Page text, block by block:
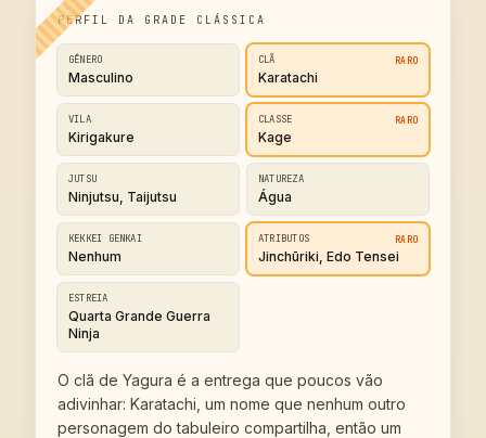
PERFIL DA GRADE CLÁSSICA
GÊNERO
Masculino
CLÃ RARO
Karatachi
VILA
Kirigakure
CLASSE RARO
Kage
JUTSU
Ninjutsu, Taijutsu
NATUREZA
Água
KEKKEI GENKAI
Nenhum
ATRIBUTOS RARO
Jinchūriki, Edo Tensei
ESTREIA
Quarta Grande Guerra
Ninja
O clã de Yagura é a entrega que poucos vão
adivinhar: Karatachi, um nome que nenhum outro
personagem do tabuleiro compartilha, então um